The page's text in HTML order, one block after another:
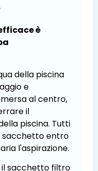
è
della piscina
e
al centro,
il
piscina. Tutti
sacchetto entro
l'aspirazione.
sacchetto filtro